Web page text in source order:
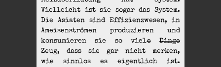
Vielleicht ist sie sogar das System.
Die Asiaten sind Effizienzwesen, in
Ameisenströmen produzieren und
konsumieren sie so viele
Dinge
Zeug, dass sie gar nicht merken,
wie sinnlos es eigentlich ist.